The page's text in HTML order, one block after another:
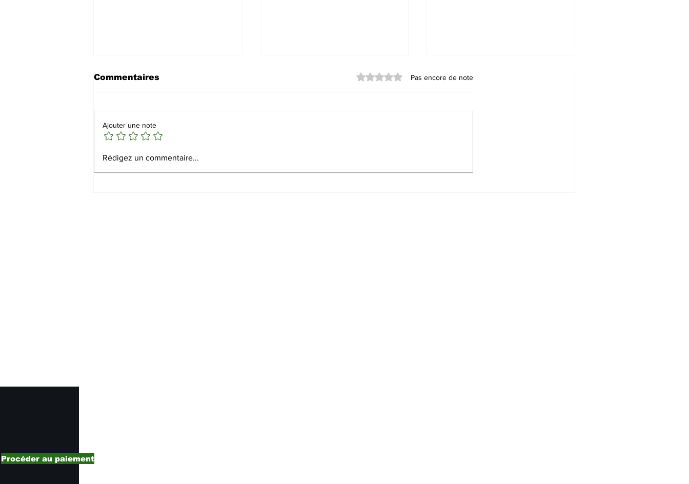
Séparation réussie des
jumelles siamoises
érythréennes en Arabie
égyptien Mohamed
d'implantation
Commentaires Noté 0 étoile sur 5.Pas encore de note
Ajouter une note
Rédigez un commentaire...
Procéder au paiement